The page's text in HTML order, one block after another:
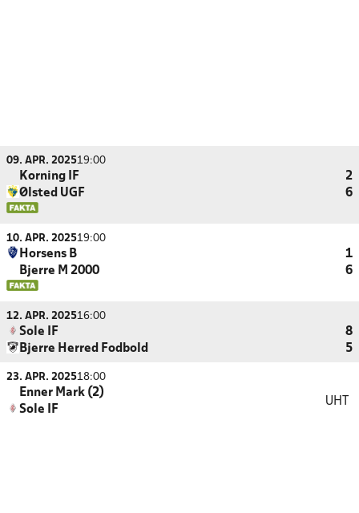
09. APR. 202519:00
Korning IF
2
Ølsted UGF
6
10. APR. 202519:00
Horsens B
1
Bjerre M 2000
6
12. APR. 202516:00
Sole IF
8
Bjerre Herred Fodbold
5
23. APR. 202518:00
Enner Mark (2)
Sole IF
UHT